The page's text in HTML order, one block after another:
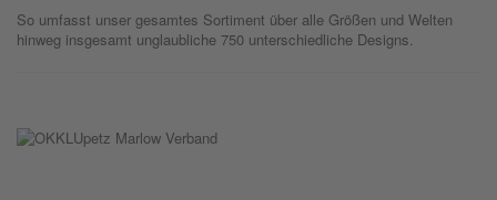
So umfasst unser gesamtes Sortiment über alle Größen und Welten
hinweg insgesamt unglaubliche 750 unterschiedliche Designs.